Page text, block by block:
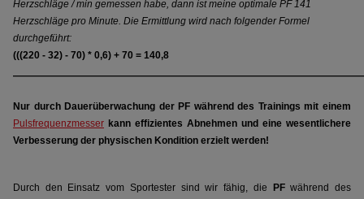
Herzschläge / min gemessen habe, dann ist meine optimale PF 141
Herzschläge pro Minute. Die Ermittlung wird nach folgender Formel
durchgeführt:
(((220 - 32) - 70) * 0,6) + 70 = 140,8
Nur durch Dauerüberwachung der PF während des Trainings mit einem
Pulsfrequenzmesser kann effizientes Abnehmen und eine wesentlichere
Verbesserung der physischen Kondition erzielt werden!
Durch den Einsatz vom Sportester sind wir fähig, die PFwährend des